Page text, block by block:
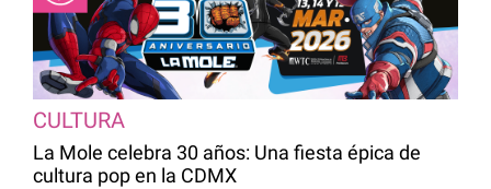
CULTURA
La Mole celebra 30 años: Una fiesta épica de
cultura pop en la CDMX